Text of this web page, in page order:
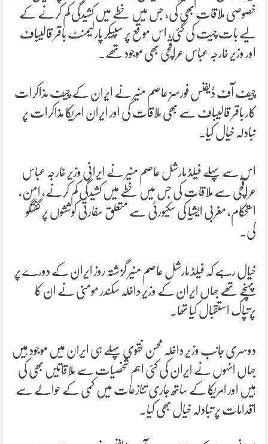
خصوصی ملاقات بھی کی، جس میں خطے میں کشیدگی کم کرنے کے
لیے بات چیت کی گئی، اس موقع پر سپیکر پارلیمنٹ باقر قالیباف
اور وزیر خارجہ عباس عراقچی بھی موجود تھے۔
چیف آف ڈیفنس فورسز عاصم منیر نے ایران کے چیف مذاکرات
کار باقر قالیباف سے بھی ملاقات کی اور ایران امریکا مذاکرات پر
تبادلہ خیال کیا۔
اس سے پہلے فیلڈ مارشل عاصم منیر نے ایرانی وزیر خارجہ عباس
عراقچی سے ملاقات کی جس میں خطے میں کشیدگی کم کرنے، امن،
استحکام، مغربی ایشیا کی سکیورٹی سے متعلق سفارتی کوششوں پر گفتگو
کی۔
خیال رہے کہ فیلڈ مارشل عاصم منیر گزشتہ روز ایران کے دورے پر
پہنچے تھے جہاں ایران کے وزیر داخلہ سکندر مومنی نے ان کا
پرتپاک استقبال کیا تھا۔
دوسری جانب وزیر داخلہ محسن نقوی پہلے ہی ایران میں موجود ہیں
جہاں انہوں نے ایران کی کئی اہم شخصیات سے ملاقاتیں بھی کی
ہیں اور امریکا کے ساتھ جاری تنازعات میں کمی کے حوالے سے
اقدامات پر تبادلہ خیال بھی کیا۔